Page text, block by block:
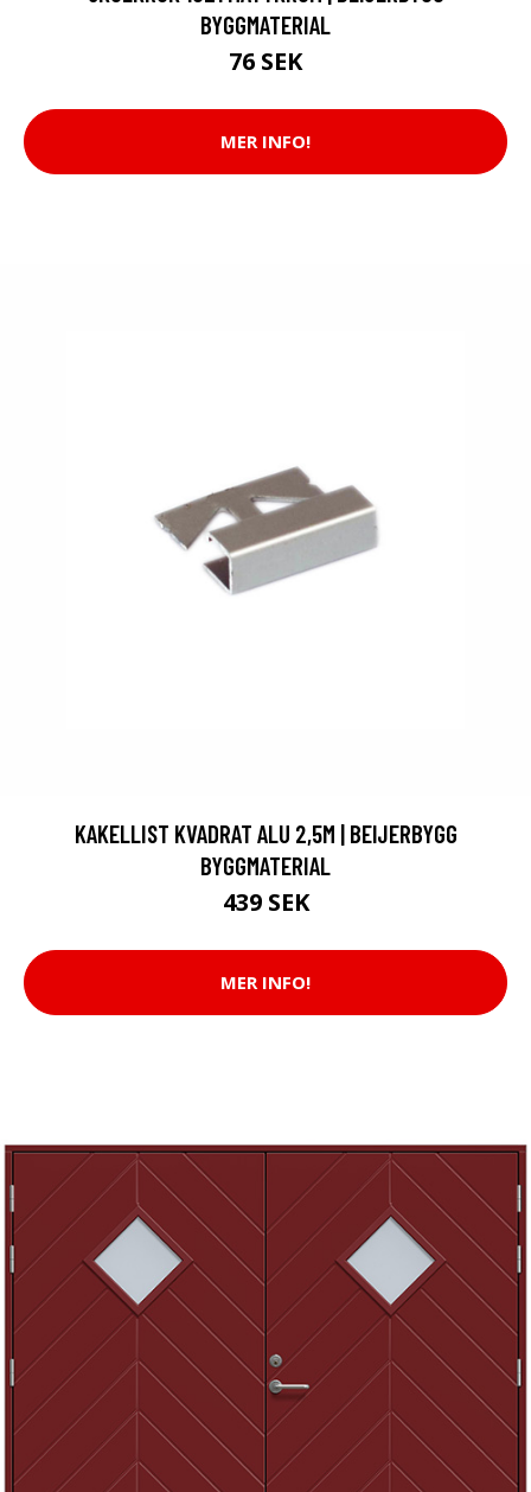
BYGGMATERIAL
76 SEK
MER INFO!
KAKELLIST KVADRAT ALU 2,5M | BEIJERBYGG
BYGGMATERIAL
439 SEK
MER INFO!